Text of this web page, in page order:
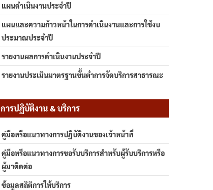
แผนดำเนินงานประจำปี
แผนและความก้าวหน้าในการดำเนินงานและการใช้งบ
ประมาณประจำปี
รายงานผลการดำเนินงานประจำปี
รายงานประเมินมาตรฐานขั้นต่ำการจัดบริการสาธารณะ
การปฏิบัติงาน & บริการ
คู่มือหรือแนวทางการปฏิบัติงานของเจ้าหน้าที่
คู่มือหรือแนวทางการขอรับบริการสำหรับผู้รับบริการหรือ
ผู้มาติดต่อ
ข้อมูลสถิติการให้บริการ